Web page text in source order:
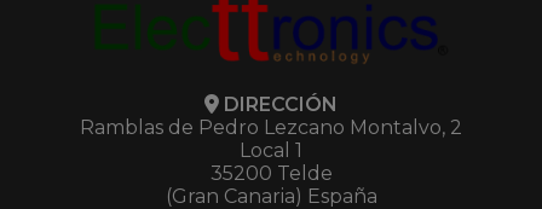
DIRECCIÓN
Ramblas de Pedro Lezcano Montalvo, 2
Local 1
35200 Telde
(Gran Canaria) España